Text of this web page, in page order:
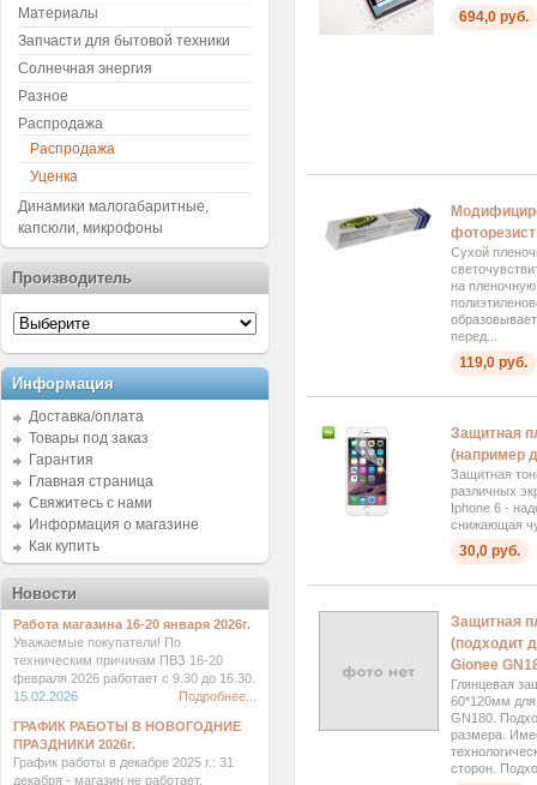
694,0 руб.
Сухой
на
перед...
119,0 руб.
Защитная
(например
Защитная
различных
Iphone 6 -
снижающая
30,0 руб.
Защитная
(подходит
Gionee
Глянцевая
60*120мм
GN180.
размера.
сторон.
Материалы
Запчасти для бытовой техники
Солнечная энергия
Разное
Распродажа
Распродажа
Уценка
Динамики малогабаритные,
капсюли, микрофоны
Производитель
Информация
Доставка/оплата
Товары под заказ
Гарантия
Главная страница
Свяжитесь с нами
Информация о магазине
Как купить
Новости
Работа магазина 16-20 января 2026г.
Уважаемые покупатели! По
техническим причинам ПВЗ 16-20
февраля 2026 работает с 9.30 до 16.30.
15.02.2026
Подробнее...
ГРАФИК РАБОТЫ В НОВОГОДНИЕ
ПРАЗДНИКИ 2026г.
График работы в декабре 2025 г.: 31
декабря - магазин не работает.